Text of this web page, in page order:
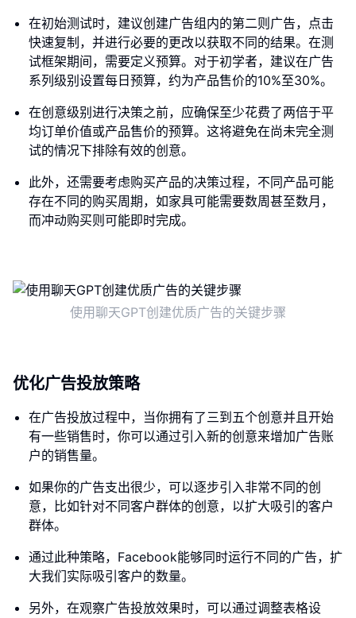
在初始测试时，建议创建广告组内的第二则广告，点击
快速复制，并进行必要的更改以获取不同的结果。在测
试框架期间，需要定义预算。对于初学者，建议在广告
系列级别设置每日预算，约为产品售价的10%至30%。
在创意级别进行决策之前，应确保至少花费了两倍于平
均订单价值或产品售价的预算。这将避免在尚未完全测
试的情况下排除有效的创意。
此外，还需要考虑购买产品的决策过程，不同产品可能
存在不同的购买周期，如家具可能需要数周甚至数月，
而冲动购买则可能即时完成。
使用聊天GPT创建优质广告的关键步骤
优化广告投放策略
在广告投放过程中，当你拥有了三到五个创意并且开始
有一些销售时，你可以通过引入新的创意来增加广告账
户的销售量。
如果你的广告支出很少，可以逐步引入非常不同的创
意，比如针对不同客户群体的创意，以扩大吸引的客户
群体。
通过此种策略，Facebook能够同时运行不同的广告，扩
大我们实际吸引客户的数量。
另外，在观察广告投放效果时，可以通过调整表格设